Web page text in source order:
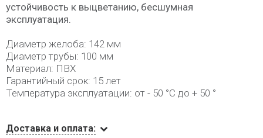
устойчивость к выцветанию, бесшумная
эксплуатация.
Диаметр желоба: 142 мм
Диаметр трубы: 100 мм
Материал: ПВХ
Гарантийный срок: 15 лет
Температура эксплуатации: от - 50 °C до + 50 °
Доставка и оплата: